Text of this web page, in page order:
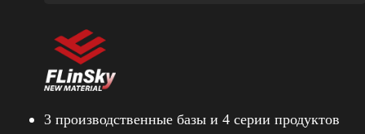
3 производственные базы и 4 серии продуктов